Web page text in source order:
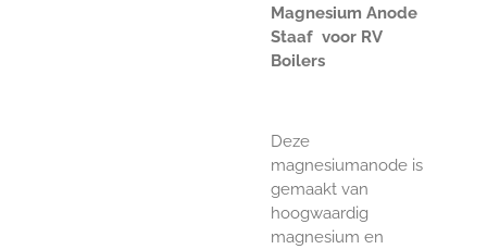
Magnesium Anode
Staaf voor RV
Boilers
Deze
magnesiumanode is
gemaakt van
hoogwaardig
magnesium en